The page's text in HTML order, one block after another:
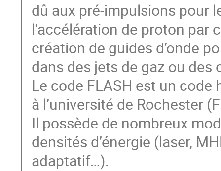
dû aux pré-impulsions pour
l’accélération de proton
création de guides d’onde
dans des jets de gaz ou des
Le code FLASH est un
à l’université de Rochester
Il possède de nombreux
densités d’énergie (laser,
adaptatif…).